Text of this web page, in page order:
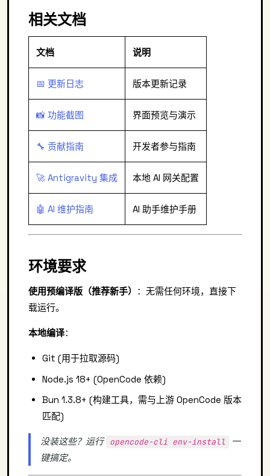
相关文档
文档 说明
📅 更新日志 版本更新记录
📸 功能截图 界面预览与演示
🔧 贡献指南 开发者参与指南
🚀 Antigravity 集成 本地 AI 网关配置
🤖 AI 维护指南 AI 助手维护手册
环境要求
使用预编译版（推荐新手） ：无需任何环境，直接下
载运行。
本地编译：
Git (用于拉取源码)
Node.js 18+ (OpenCode 依赖)
Bun 1.3.8+ (构建工具，需与上游 OpenCode 版本
匹配)
没装这些？运行 opencode-cli env-install
一
键搞定。